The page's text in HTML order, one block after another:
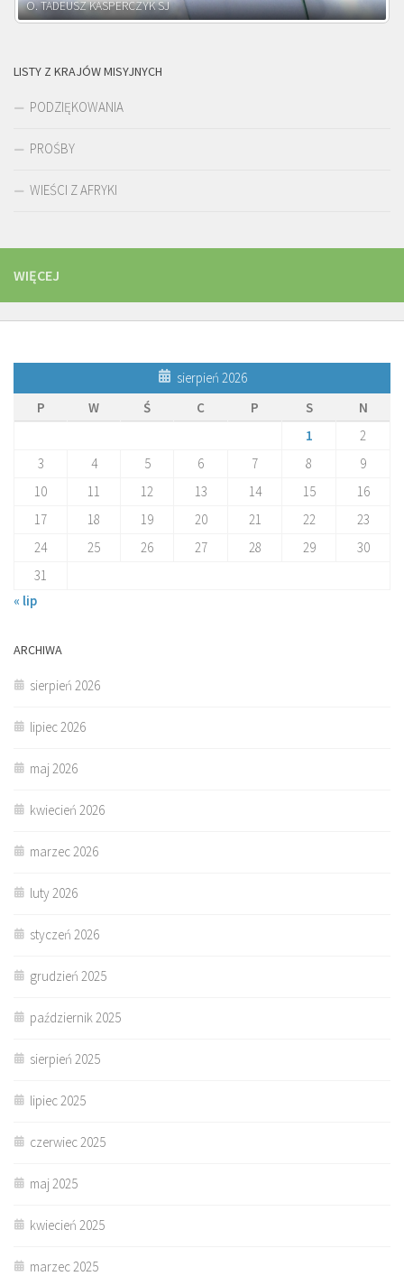
O. ADNRZEJ LEŚNIARA SJ
LISTY Z KRAJÓW MISYJNYCH
PODZIĘKOWANIA
PROŚBY
WIEŚCI Z AFRYKI
WIĘCEJ
sierpień 2026
P
W Ś C P S
N
1
2
3
4 5 6 7 8
9
10
11 12 13 14 15
16
17
18 19 20 21 22
23
24
25 26 27 28 29
30
31
« lip
ARCHIWA
sierpień 2026
lipiec 2026
maj 2026
kwiecień 2026
marzec 2026
luty 2026
styczeń 2026
grudzień 2025
październik 2025
sierpień 2025
lipiec 2025
czerwiec 2025
maj 2025
kwiecień 2025
marzec 2025